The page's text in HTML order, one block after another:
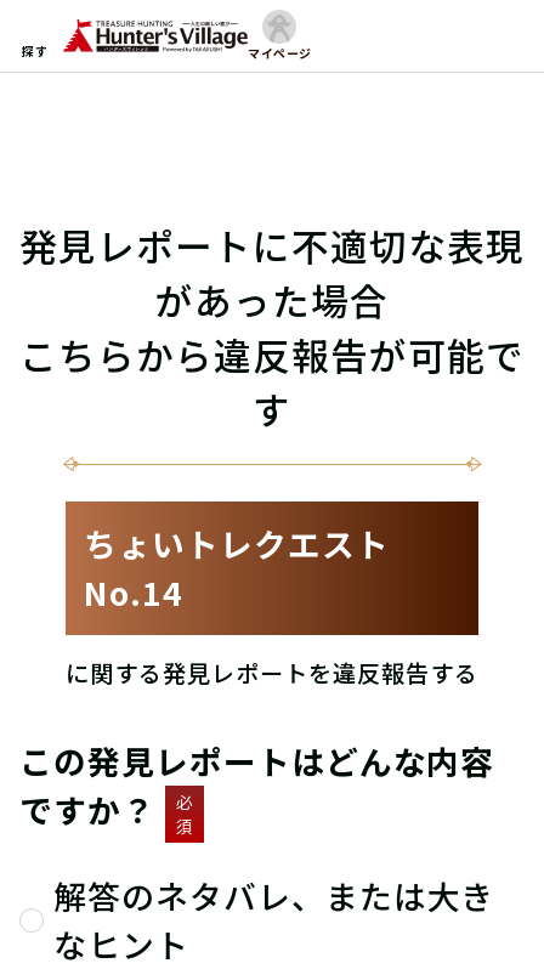
探す マイページ
発見レポートに不適切な表現
があった場合
こちらから違反報告が可能で
す
ちょいトレクエスト
No.14
に関する発見レポートを違反報告する
この発見レポートはどんな内容
ですか？
必
須
解答のネタバレ、または大き
なヒント